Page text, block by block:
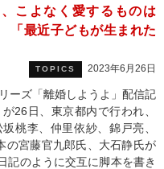
こよなく愛するものは
「最近子どもが生まれた
TOPICS 2023年6月26日
ーズ「離婚しようよ」配信記
26日、東京都内で行われ、
桃李、仲里依紗、錦戸亮、
の宮藤官九郎氏、大石静氏が
のように交互に脚本を書き